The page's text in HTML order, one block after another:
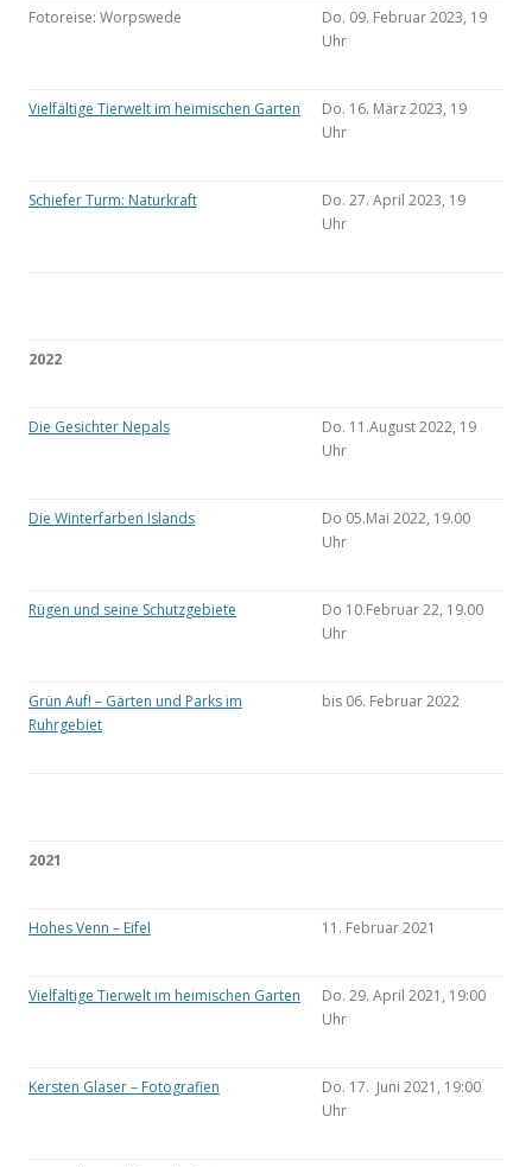
Fotoreise: Worpswede
Do. 09. Februar 2023, 19
Uhr
Vielfältige Tierwelt im heimischen Garten
Do. 16. März 2023, 19
Uhr
Schiefer Turm: Naturkraft
Do. 27. April 2023, 19
Uhr
2022
Die Gesichter Nepals
Do. 11.August 2022, 19
Uhr
Die Winterfarben Islands
Do 05.Mai 2022, 19.00
Uhr
Rügen und seine Schutzgebiete
Do 10.Februar 22, 19.00
Uhr
Grün Auf! – Gärten und Parks im
Ruhrgebiet
bis 06. Februar 2022
2021
Hohes Venn – Eifel 11. Februar 2021
Vielfältige Tierwelt im heimischen Garten
Do. 29. April 2021, 19:00
Uhr
Kersten Glaser – Fotografien
Do. 17. Juni 2021, 19:00
Uhr